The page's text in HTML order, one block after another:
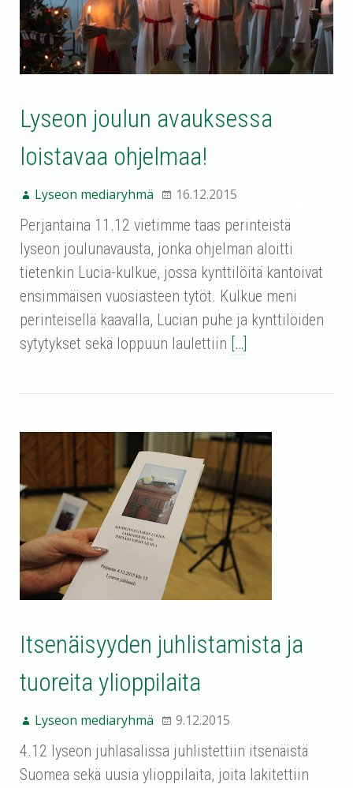
Lyseon joulun avauksessa
loistavaa ohjelmaa!
Lyseon mediaryhmä 16.12.2015
Perjantaina 11.12 vietimme taas perinteistä
lyseon joulunavausta, jonka ohjelman aloitti
tietenkin Lucia-kulkue, jossa kynttilöitä kantoivat
ensimmäisen vuosiasteen tytöt. Kulkue meni
perinteisellä kaavalla, Lucian puhe ja kynttilöiden
sytytykset sekä loppuun laulettiin […]
Itsenäisyyden juhlistamista ja
tuoreita ylioppilaita
Lyseon mediaryhmä 9.12.2015
4.12 lyseon juhlasalissa juhlistettiin itsenäistä
Suomea sekä uusia ylioppilaita, joita lakitettiin